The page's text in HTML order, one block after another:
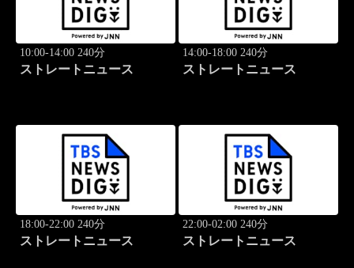
10:00-14:00 240分
ストレートニュース
14:00-18:00 240分
ストレートニュース
18:00-22:00 240分
ストレートニュース
22:00-02:00 240分
ストレートニュース